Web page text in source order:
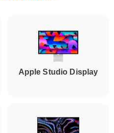
Apple Studio Display